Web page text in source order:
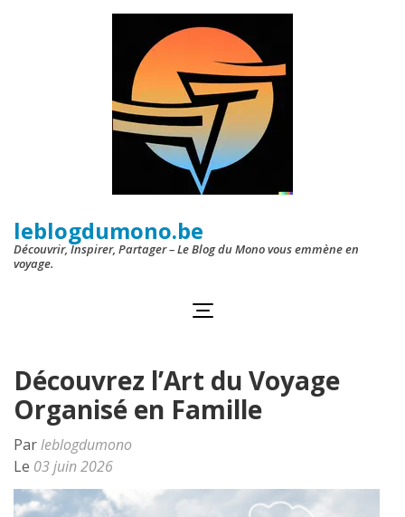
leblogdumono.be
Découvrir, Inspirer, Partager – Le Blog du Mono vous emmène en
voyage.
Découvrez l’Art du Voyage
Organisé en Famille
Parleblogdumono
Le 03 juin 2026